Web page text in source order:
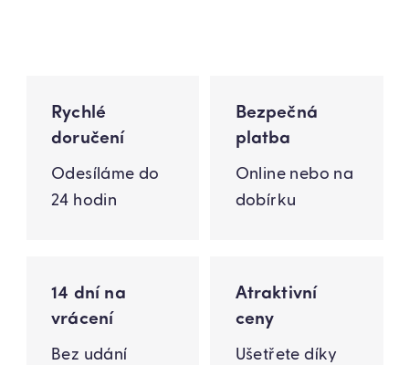
Rychlé
doručení
Odesíláme do
24 hodin
Bezpečná
platba
Online nebo na
dobírku
14 dní na
vrácení
Bez udání
Atraktivní
ceny
Ušetřete díky